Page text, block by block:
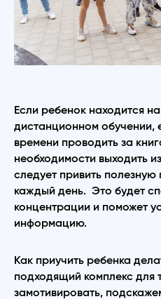
Если ребенок находится
дистанционном обучении,
времени проводить за
необходимости выходить
следует привить полезную
каждый день. Это будет
концентрации и поможет
информацию.
Как приучить ребенка
подходящий комплекс для
замотивировать,